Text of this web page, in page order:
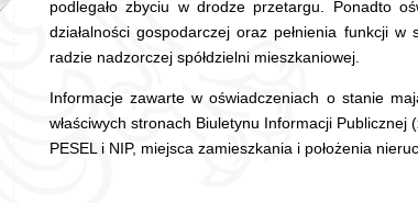
podlegało zbyciu w drodze przetargu. Ponadto
działalności gospodarczej oraz pełnienia funkcji
radzie nadzorczej spółdzielni mieszkaniowej.
Informacje zawarte w oświadczeniach o stanie
właściwych stronach Biuletynu Informacji
PESEL i NIP, miejsca zamieszkania i położenia